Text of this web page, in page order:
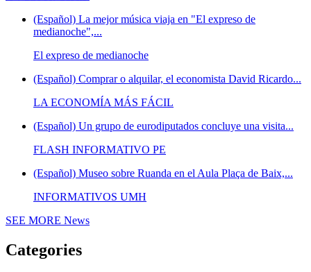
(Español) La mejor música viaja en "El expreso de
medianoche",...
El expreso de medianoche
(Español) Comprar o alquilar, el economista David Ricardo...
LA ECONOMÍA MÁS FÁCIL
(Español) Un grupo de eurodiputados concluye una visita...
FLASH INFORMATIVO PE
(Español) Museo sobre Ruanda en el Aula Plaça de Baix,...
INFORMATIVOS UMH
SEE MORE News
Categories